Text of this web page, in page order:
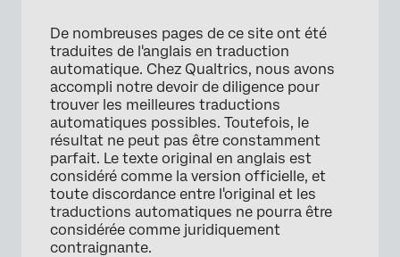
De nombreuses pages de ce site ont été
traduites de l'anglais en traduction
automatique. Chez Qualtrics, nous avons
accompli notre devoir de diligence pour
trouver les meilleures traductions
automatiques possibles. Toutefois, le
résultat ne peut pas être constamment
parfait. Le texte original en anglais est
considéré comme la version officielle, et
toute discordance entre l'original et les
traductions automatiques ne pourra être
considérée comme juridiquement
contraignante.